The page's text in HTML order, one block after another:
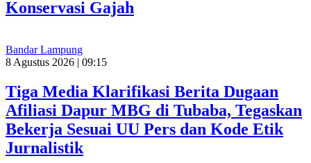
Konservasi Gajah
Bandar Lampung
8 Agustus 2026 | 09:15
Tiga Media Klarifikasi Berita Dugaan
Afiliasi Dapur MBG di Tubaba, Tegaskan
Bekerja Sesuai UU Pers dan Kode Etik
Jurnalistik